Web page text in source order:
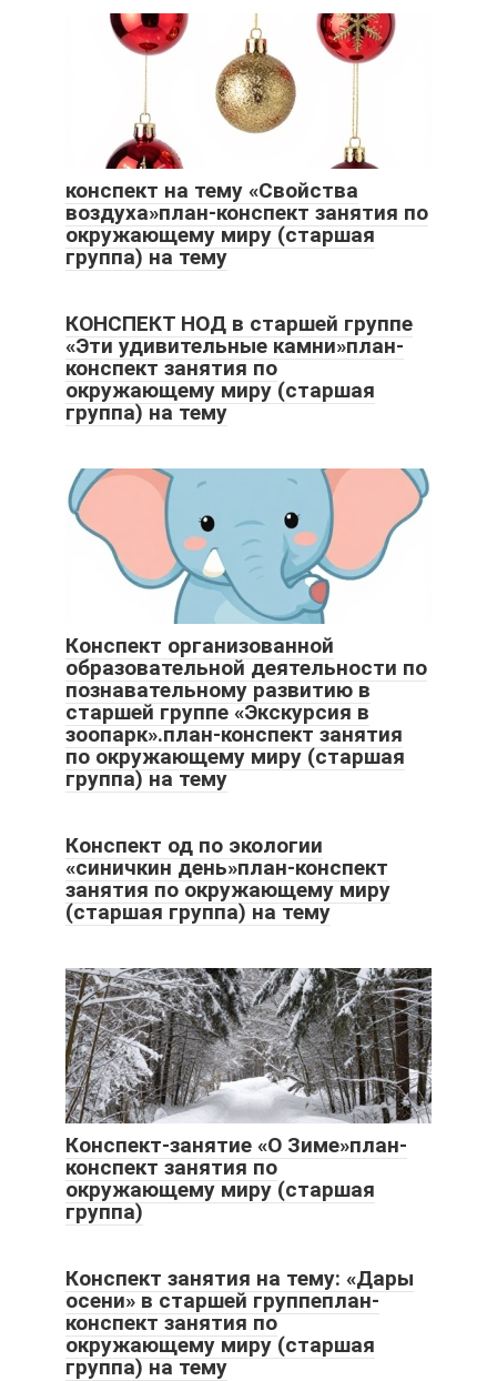
конспект на тему «Свойства
воздуха»план-конспект занятия по
окружающему миру (старшая
группа) на тему
КОНСПЕКТ НОД в старшей группе
«Эти удивительные камни»план-
конспект занятия по
окружающему миру (старшая
группа) на тему
Конспект организованной
образовательной деятельности по
познавательному развитию в
старшей группе «Экскурсия в
зоопарк».план-конспект занятия
по окружающему миру (старшая
группа) на тему
Конспект од по экологии
«синичкин день»план-конспект
занятия по окружающему миру
(старшая группа) на тему
Конспект-занятие «О Зиме»план-
конспект занятия по
окружающему миру (старшая
группа)
Конспект занятия на тему: «Дары
осени» в старшей группеплан-
конспект занятия по
окружающему миру (старшая
группа) на тему